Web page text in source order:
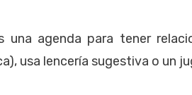
una agenda para tener
usa lencería sugestiva o un